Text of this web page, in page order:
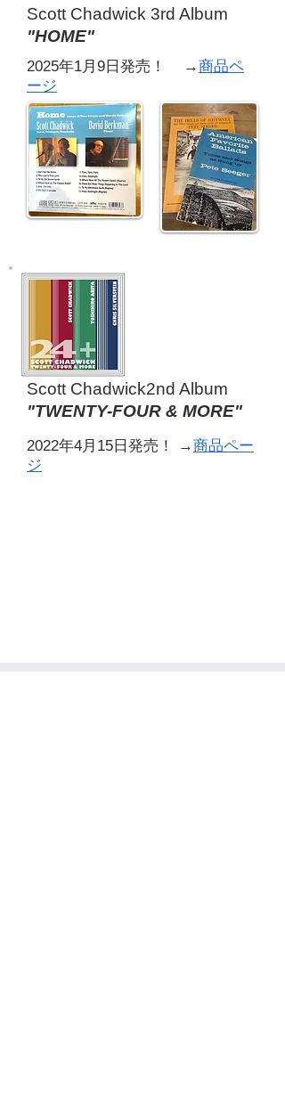
Scott Chadwick 3rd Album
"HOME"
2025年1月9日発売！ →商品ペ
ージ
Scott Chadwick2nd Album
"TWENTY-FOUR & MORE"
2022年4月15日発売！ →商品ペー
ジ